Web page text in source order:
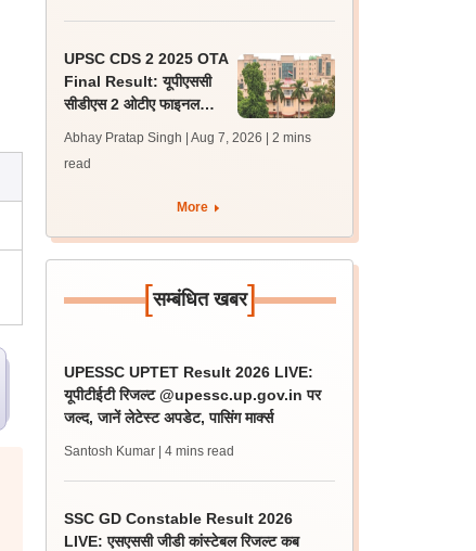
UPSC CDS 2 2025 OTA
Final Result: यूपीएससी
सीडीएस 2 ओटीए फाइनल
जारी, 483 कैंडिडेट चयनित
Abhay Pratap Singh | Aug 7, 2026
| 2 mins
read
More
[सम्बंधित खबर]
UPESSC UPTET Result 2026 LIVE:
यूपीटीईटी रिजल्ट @upessc.up.gov.in पर
जल्द, जानें लेटेस्ट अपडेट, पासिंग मार्क्स
Santosh Kumar | 4 mins read
SSC GD Constable Result 2026
LIVE: एसएससी जीडी कांस्टेबल रिजल्ट कब